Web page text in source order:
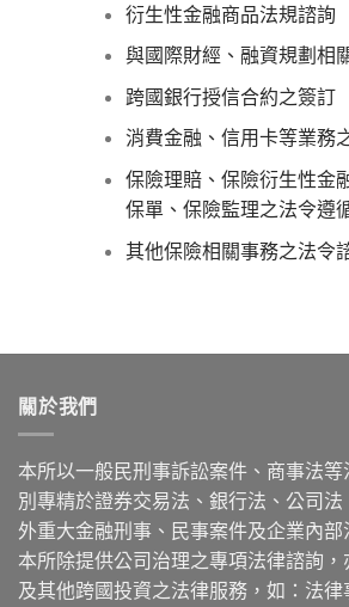
衍生性金融商品法規諮詢
與國際財經、融資規劃相
跨國銀行授信合約之簽訂
消費金融、信用卡等業務
保險理賠、保險衍生性金
保單、保險監理之法令遵
其他保險相關事務之法令
關於我們
本所以一般民刑事訴訟案件、商事法
別專精於證券交易法、銀行法、公司
外重大金融刑事、民事案件及企業內部
本所除提供公司治理之專項法律諮詢
及其他跨國投資之法律服務，如：法